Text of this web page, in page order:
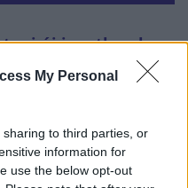
My Personal
to third parties, or
information for
use the below opt-out
új ingatlanok,
a